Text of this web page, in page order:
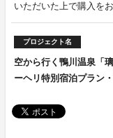
いただいた上で購入を
プロジェクト名
空から行く鴨川温泉「
ーヘリ特別宿泊プラン